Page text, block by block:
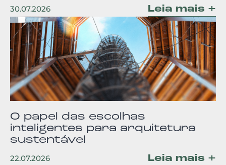
30.07.2026 Leia mais +
O papel das escolhas
inteligentes para arquitetura
sustentável
22.07.2026 Leia mais +